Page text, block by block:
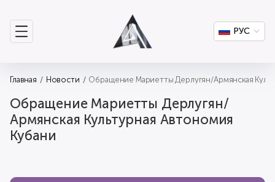
РУС
Главная Новости Обращение Мариетты Дерлугян/Армянская
Обращение Мариетты Дерлугян/
Армянская Культурная Автономия
Кубани